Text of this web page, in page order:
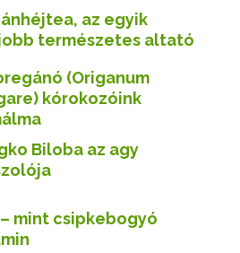
az egyik
természetes altató
(Origanum
kórokozóink
Biloba az agy
– mint csipkebogyó